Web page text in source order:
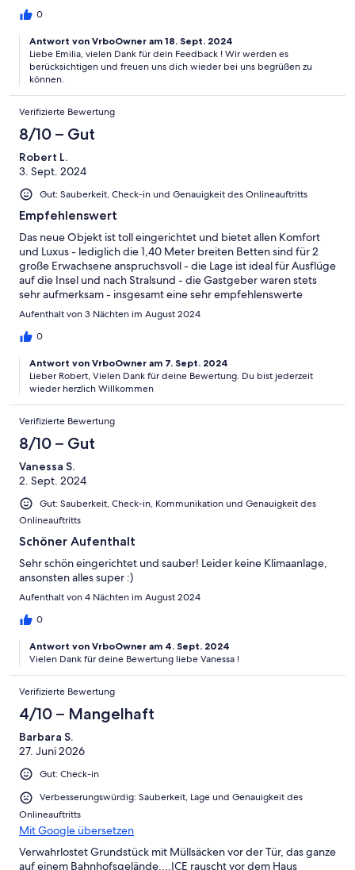
0
Antwort von VrboOwner am 18. Sept. 2024
Liebe Emilia, vielen Dank für dein Feedback ! Wir werden es
berücksichtigen und freuen uns dich wieder bei uns begrüßen zu
können.
Verifizierte Bewertung
8/10 – Gut
Robert L.
3. Sept. 2024
Gut: Sauberkeit, Check-in und Genauigkeit des Onlineauftritts
Empfehlenswert
Das neue Objekt ist toll eingerichtet und bietet allen Komfort
und Luxus - lediglich die 1,40 Meter breiten Betten sind für 2
große Erwachsene anspruchsvoll - die Lage ist ideal für Ausflüge
auf die Insel und nach Stralsund - die Gastgeber waren stets
sehr aufmerksam - insgesamt eine sehr empfehlenswerte
Unterkunft :-)
Aufenthalt von 3 Nächten im August 2024
0
Antwort von VrboOwner am 7. Sept. 2024
Lieber Robert, Vielen Dank für deine Bewertung. Du bist jederzeit
wieder herzlich Willkommen
Verifizierte Bewertung
8/10 – Gut
Vanessa S.
2. Sept. 2024
Gut: Sauberkeit, Check-in, Kommunikation und Genauigkeit des
Onlineauftritts
Schöner Aufenthalt
Sehr schön eingerichtet und sauber! Leider keine Klimaanlage,
ansonsten alles super :)
Aufenthalt von 4 Nächten im August 2024
0
Antwort von VrboOwner am 4. Sept. 2024
Vielen Dank für deine Bewertung liebe Vanessa !
Verifizierte Bewertung
4/10 – Mangelhaft
Barbara S.
27. Juni 2026
Gut: Check-in
Verbesserungswürdig: Sauberkeit, Lage und Genauigkeit des
Onlineauftritts
Mit Google übersetzen
Verwahrlostet Grundstück mit Müllsäcken vor der Tür, das ganze
auf einem Bahnhofsgelände....ICE rauscht vor dem Haus